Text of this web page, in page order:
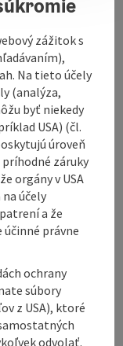
just a 30m
to build the
as castles of
zážitok s
Na tieto účely
(analýza,
byť niekedy
USA) (čl.
úroveň
príhodné záruky
orgány v USA
účely
a že
právne
ochrany
súbory
z USA), ktoré
odvolať.